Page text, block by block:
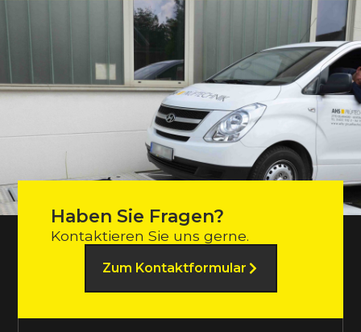
Haben Sie Fragen?
Kontaktieren Sie uns gerne.
Zum Kontaktformular